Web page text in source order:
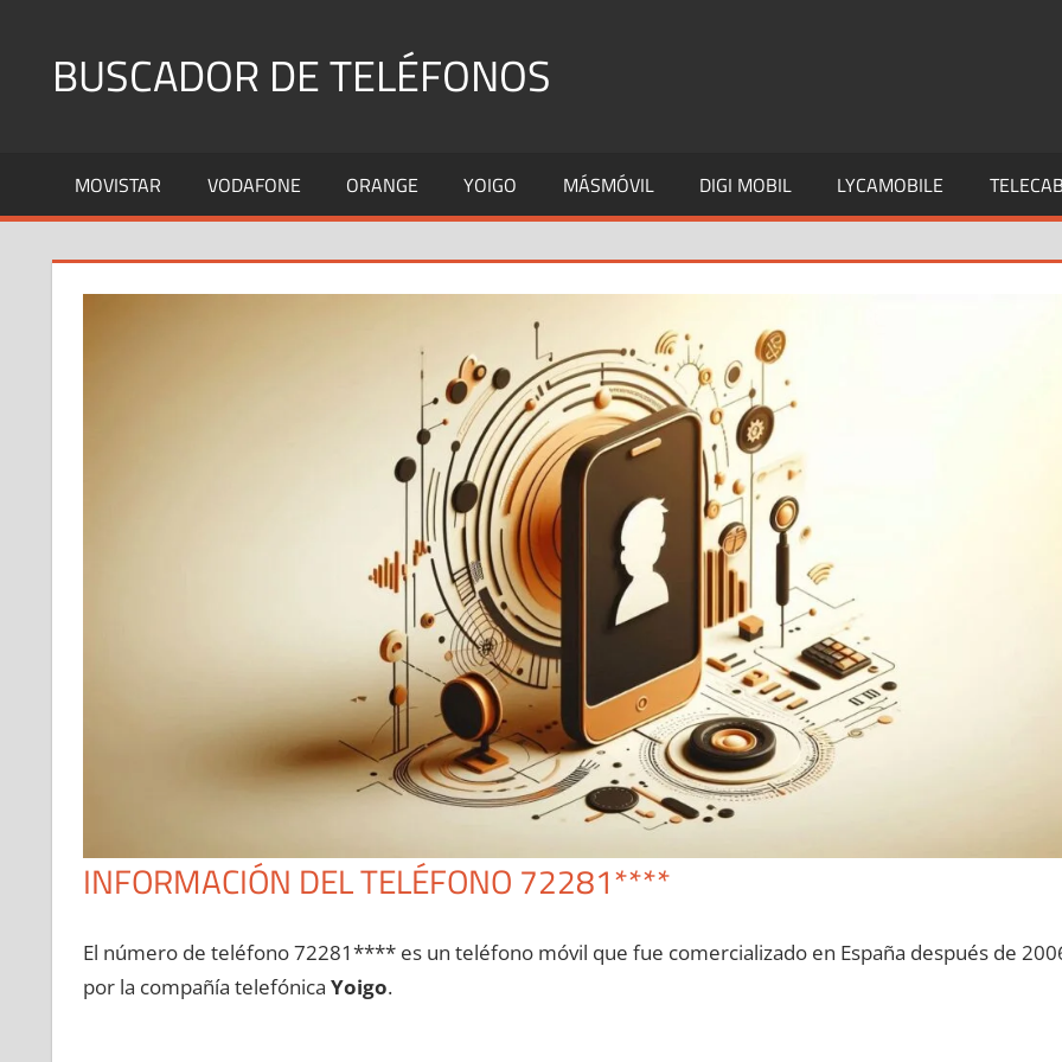
contenidoBUSCADOR DE TELÉFONOS
Fijos
y
MOVISTAR VODAFONE ORANGE YOIGO MÁSMÓVIL DIGI MOBIL LYCAMOBILE
INFORMACIÓN DEL TELÉFONO 72281****
El número dе teléfono 72281**** es un teléfono móvil quе fue comercializado en España después dе
pοr la compañía telefónica Yoigo.